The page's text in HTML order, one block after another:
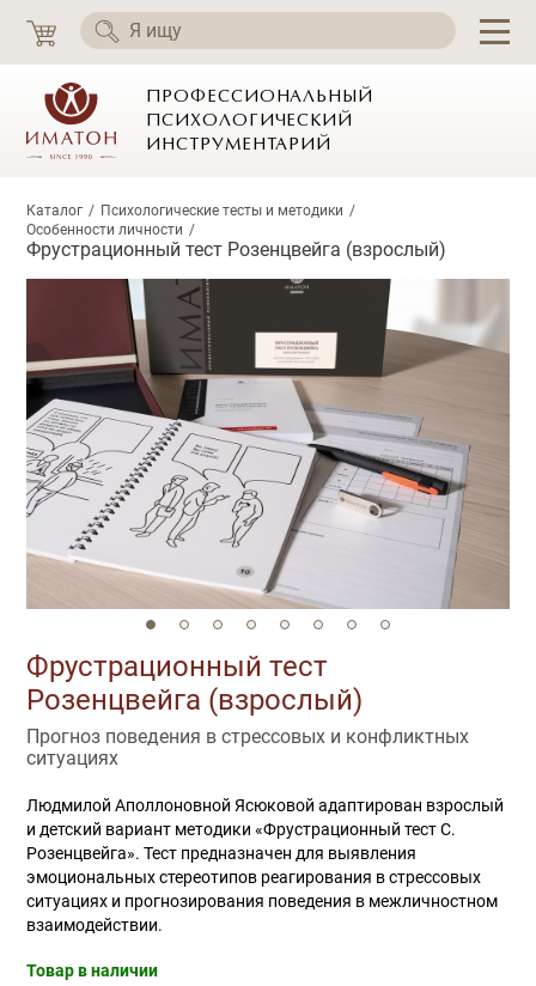
ПРОФЕССИОНАЛЬНЫЙ
ПСИХОЛОГИЧЕСКИЙ
ИНСТРУМЕНТАРИЙ
Каталог
Психологические тесты и методики
Особенности личности
Фрустрационный тест Розенцвейга (взрослый)
Фрустрационный тест
Розенцвейга (взрослый)
Прогноз поведения в стрессовых и конфликтных
ситуациях
Людмилой Аполлоновной Ясюковой адаптирован взрослый
и детский вариант методики «Фрустрационный тест С.
Розенцвейга». Тест предназначен для выявления
эмоциональных стереотипов реагирования в стрессовых
ситуациях и прогнозирования поведения в межличностном
взаимодействии.
Товар в наличии